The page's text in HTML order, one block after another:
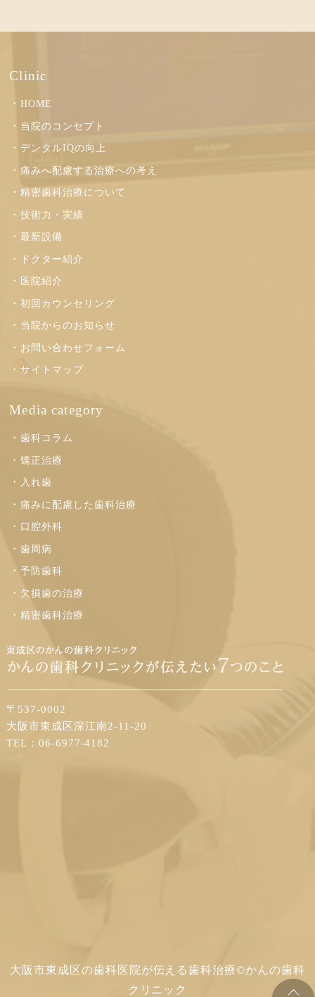
Clinic
HOME
当院のコンセプト
デンタルIQの向上
痛みへ配慮する治療への考え
精密歯科治療について
技術力・実績
最新設備
ドクター紹介
医院紹介
初回カウンセリング
当院からのお知らせ
お問い合わせフォーム
サイトマップ
Media category
歯科コラム
矯正治療
入れ歯
痛みに配慮した歯科治療
口腔外科
歯周病
予防歯科
欠損歯の治療
精密歯科治療
〒537-0002
大阪市東成区深江南2-11-20
TEL：06-6977-4182
大阪市東成区の歯科医院が伝える歯科治療©かんの歯科
クリニック